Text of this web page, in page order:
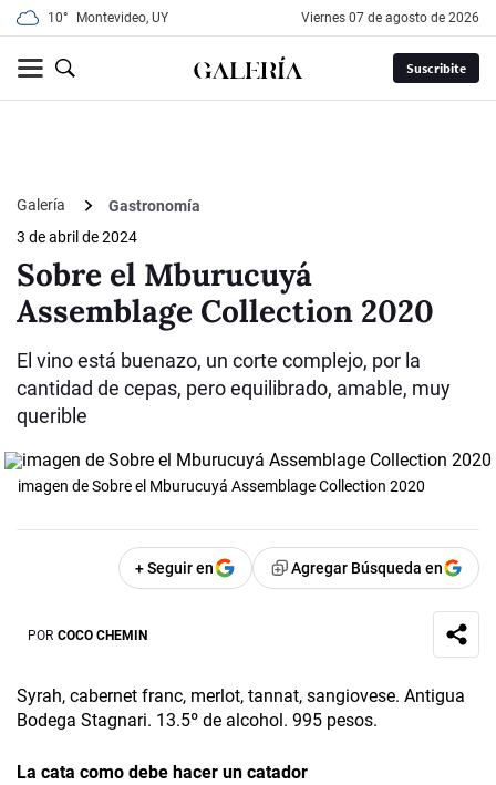
10° Montevideo, UY viernes 07 de agosto de 2026
Suscribite
Galería
Gastronomía
3 de abril de 2024
Sobre el Mburucuyá
Assemblage Collection 2020
El vino está buenazo, un corte complejo, por la
cantidad de cepas, pero equilibrado, amable, muy
querible
imagen de Sobre el Mburucuyá Assemblage Collection 2020
+ Seguir en Agregar Búsqueda en
POR COCO CHEMIN
Syrah, cabernet franc, merlot, tannat, sangiovese. Antigua
Bodega Stagnari. 13.5º de alcohol. 995 pesos.
La cata como debe hacer un catador